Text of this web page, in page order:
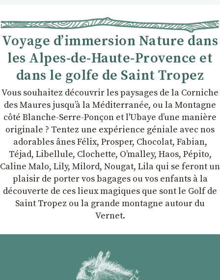
Voyage d’immersion Nature dans
les Alpes-de-Haute-Provence et
dans le golfe de Saint Tropez
Vous souhaitez découvrir les paysages de la Corniche
des Maures jusqu’à la Méditerranée, ou la Montagne
côté Blanche-Serre-Ponçon et l'Ubaye dʼune manière
originale ? Tentez une expérience géniale avec nos
adorables ânes Félix, Prosper, Chocolat, Fabian,
Téjad, Libellule, Clochette, Oʼmalley, Haos, Pépito,
Caline Malo, Lily, Milord, Nougat, Lila qui se feront un
plaisir de porter vos bagages ou vos enfants à la
découverte de ces lieux magiques que sont le Golf de
Saint Tropez ou la grande montagne autour du
Vernet.